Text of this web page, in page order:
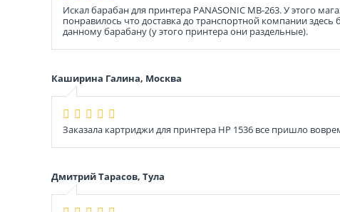
Искал барабан для принтера PANASONIC MB-263. У этого
понравилось что доставка до транспортной компании
данному барабану (у этого принтера они раздельные).
Каширина Галина, Москва
Заказала картриджи для принтера HP 1536 все пришло
Дмитрий Тарасов, Тула